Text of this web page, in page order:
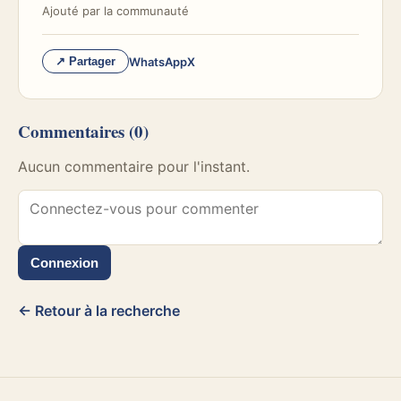
Ajouté par la communauté
↗ Partager WhatsAppX
Commentaires (0)
Aucun commentaire pour l'instant.
Connexion
← Retour à la recherche